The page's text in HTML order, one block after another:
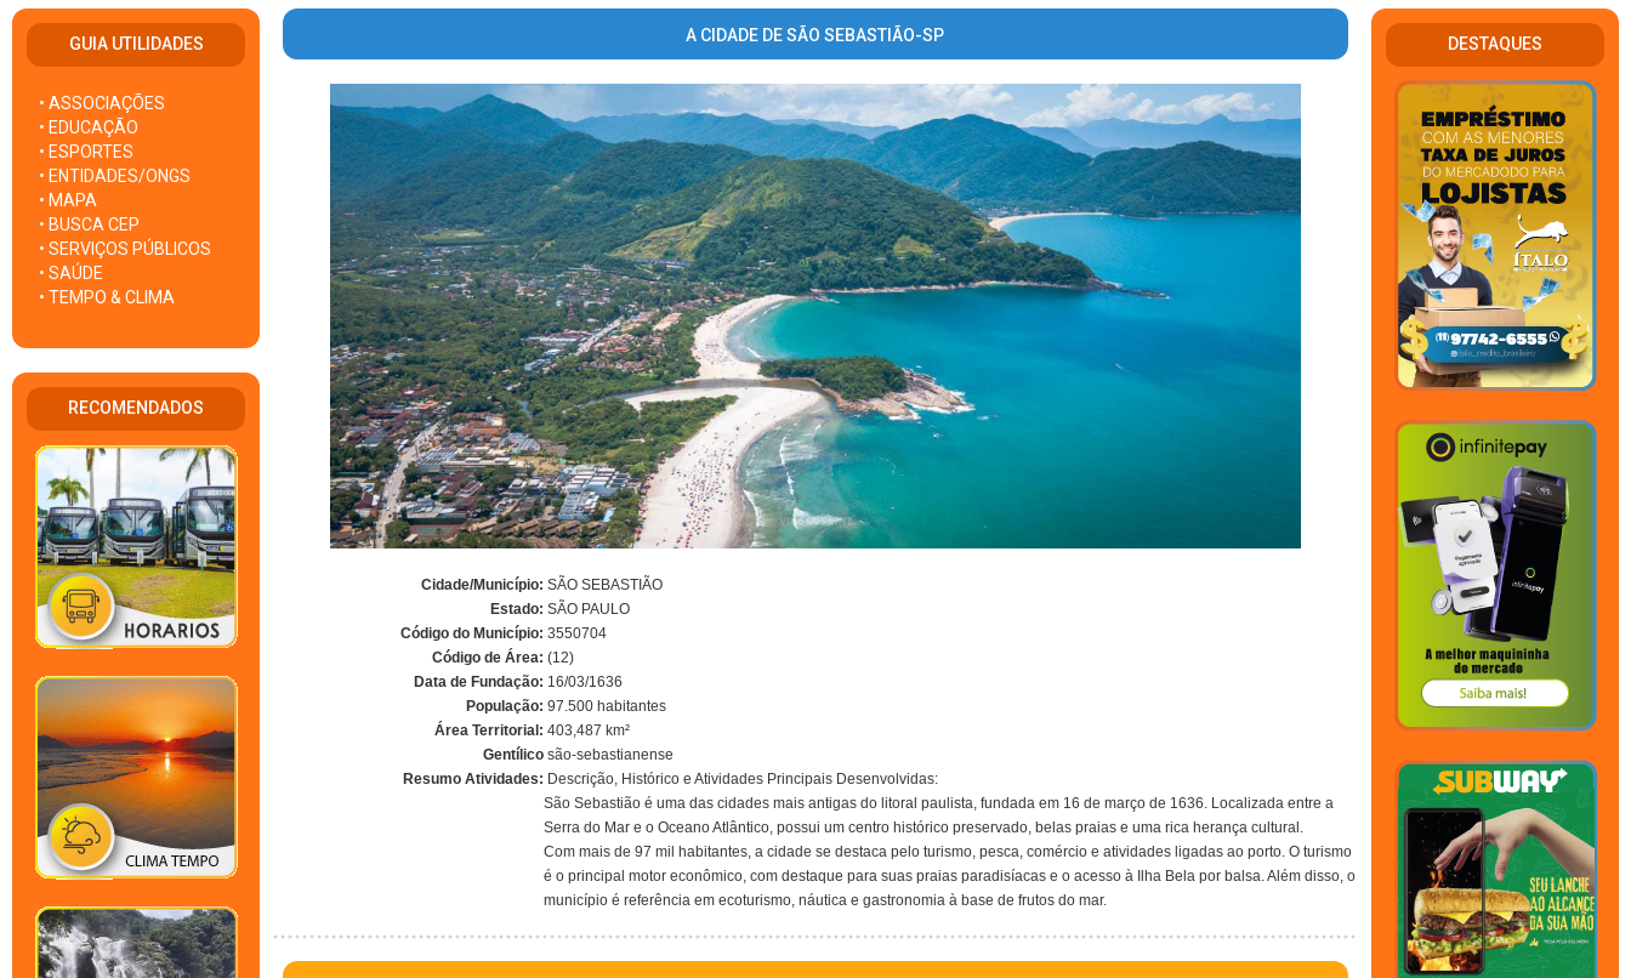
GUIA UTILIDADES
• ASSOCIAÇÕES
• EDUCAÇÃO
• ESPORTES
• ENTIDADES/ONGS
• MAPA
• BUSCA CEP
• SERVIÇOS PÚBLICOS
• SAÚDE
• TEMPO & CLIMA
RECOMENDADOS
A CIDADE DE SÃO SEBASTIÃO-SP
Cidade/Município: SÃO SEBASTIÃO
Estado: SÃO PAULO
Código do Município: 3550704
Código de Área: (12)
Data de Fundação: 16/03/1636
População: 97.500 habitantes
Área Territorial: 403,487 km²
Gentílico são-sebastianense
Resumo Atividades: Descrição, Histórico e Atividades Principais Desenvolvidas:
São Sebastião é uma das cidades mais antigas do litoral paulista, fundada em 16 de março de 1636. Localizada entre a
Serra do Mar e o Oceano Atlântico, possui um centro histórico preservado, belas praias e uma rica herança cultural.
Com mais de 97 mil habitantes, a cidade se destaca pelo turismo, pesca, comércio e atividades ligadas ao porto. O turismo
é o principal motor econômico, com destaque para suas praias paradisíacas e o acesso à Ilha Bela por balsa. Além disso, o
município é referência em ecoturismo, náutica e gastronomia à base de frutos do mar.
DESTAQUES